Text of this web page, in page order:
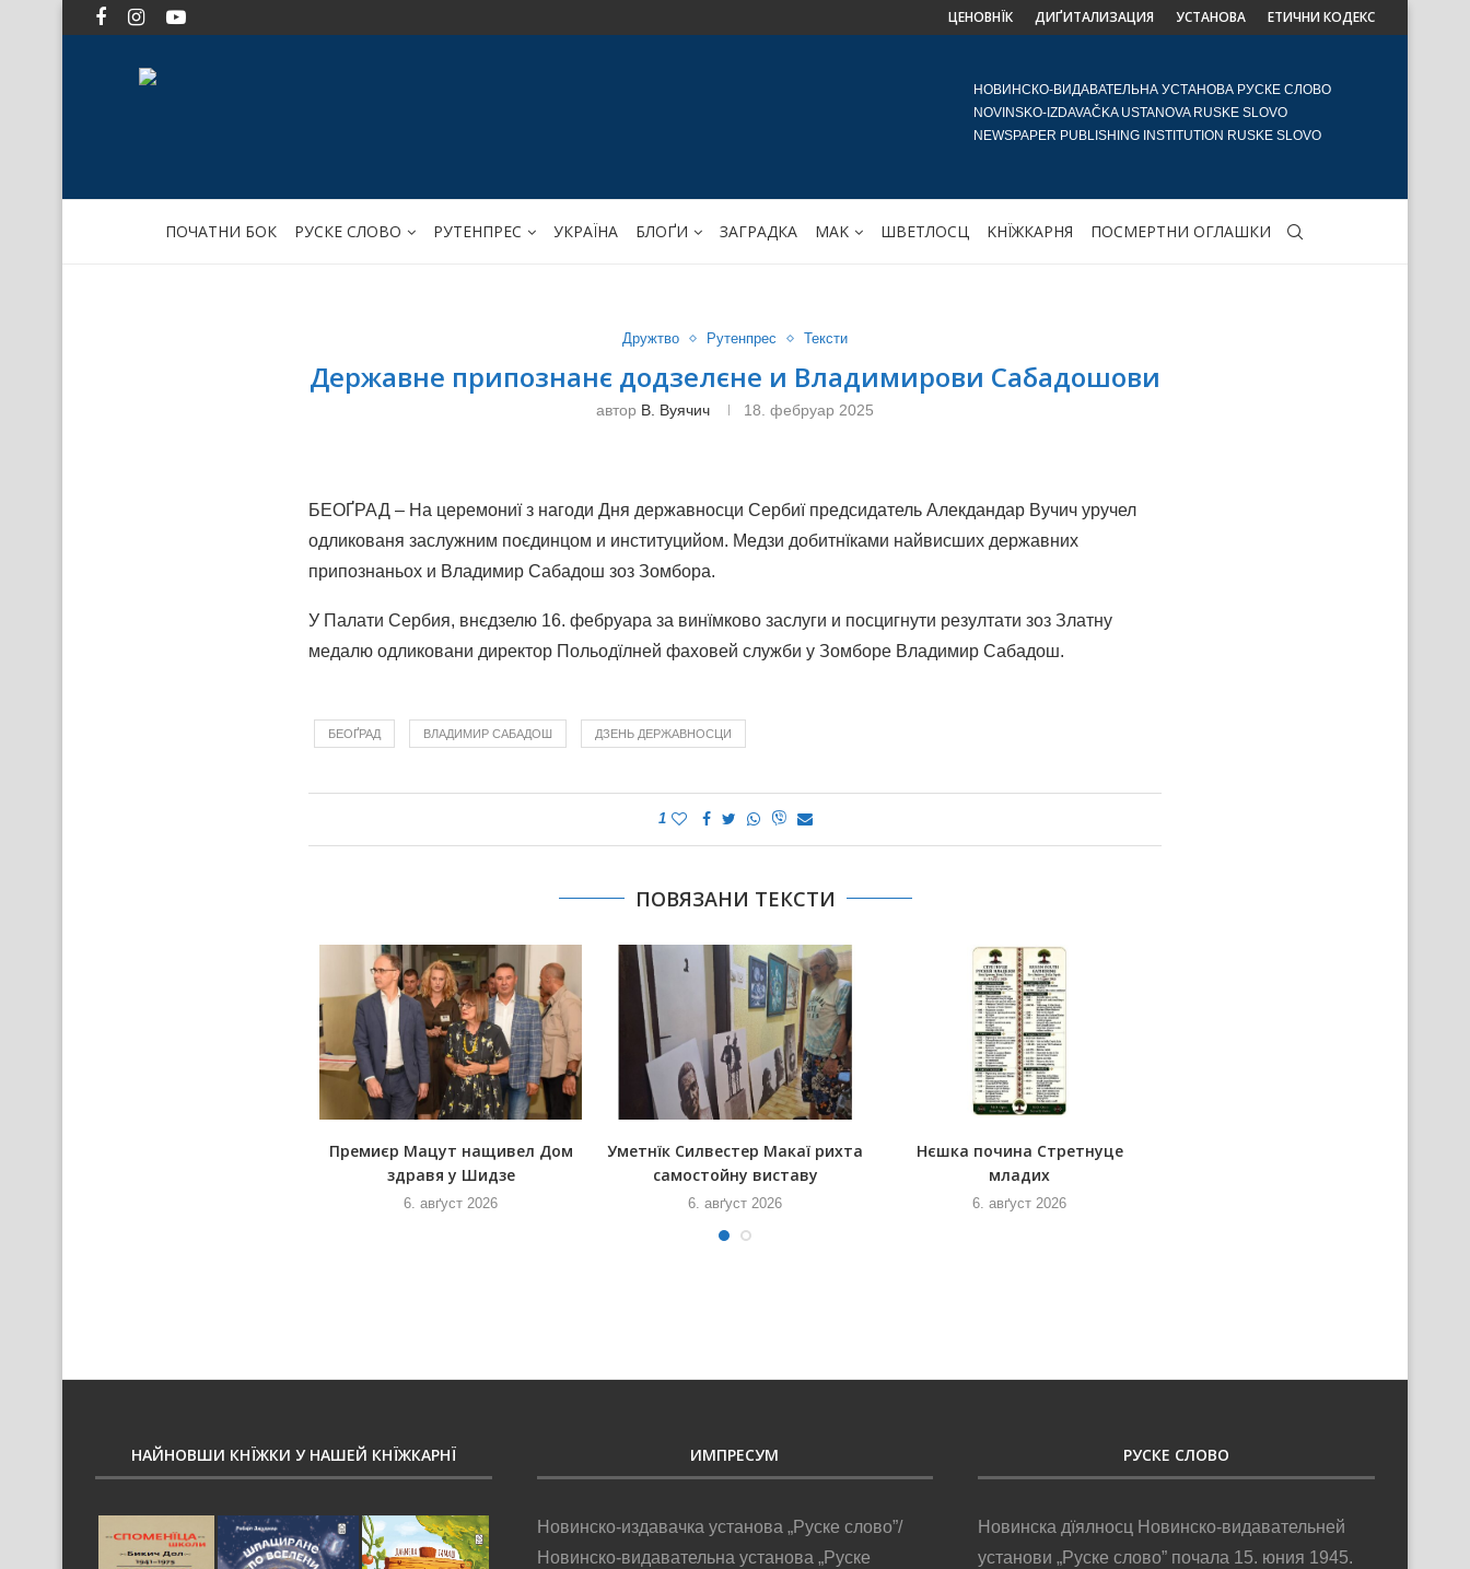
ЦЕНОВНЇК ДИҐИТАЛИЗАЦИЯ УСТАНОВА ЕТИЧНИ КОДЕКС
НОВИНСКО-ВИДАВАТЕЛЬНА УСТАНОВА РУСКЕ СЛОВО
NOVINSKO-IZDAVAČKA USTANOVA RUSKE SLOVO
NEWSPAPER PUBLISHING INSTITUTION RUSKE SLOVO
ПОЧАТНИ БОК РУСКЕ СЛОВО РУТЕНПРЕС УКРАЇНА БЛОҐИ ЗАГРАДКА МАK ШВЕТЛОСЦ KНЇЖКАРНЯ ПОСМЕРТНИ ОГЛАШКИ
Дружтво Рутенпрес Тексти
Державне припознанє додзелєне и Владимирови Сабадошови
автор В. Вуячич 18. фебруар 2025
БЕОҐРАД – На церемониї з нагоди Дня державносци Сербиї предсидатель Алекдандар Вучич уручел
одликованя заслужним поєдинцом и институцийом. Медзи добитнїками найвисших державних
припознаньох и Владимир Сабадош зоз Зомбора.
У Палати Сербия, внєдзелю 16. фебруара за винїмково заслуги и посцигнути резултати зоз Златну
медалю одликовани директор Польодїлней фаховей служби у Зомборе Владимир Сабадош.
БЕОҐРАД ВЛАДИМИР САБАДОШ ДЗЕНЬ ДЕРЖАВНОСЦИ
1
ПОВЯЗАНИ ТЕКСТИ
Премиєр Мацут нащивел Дом
здравя у Шидзе
6. авґуст 2026
Уметнїк Силвестер Макаї рихта
самостойну виставу
6. авґуст 2026
Нєшка почина Стретнуце
младих
6. авґуст 2026
НАЙНОВШИ КНЇЖКИ У НАШЕЙ КНЇЖКАРНЇ ИМПРЕСУМ
Новинско-издавачка установа „Руске слово”/
Новинско-видавательна установа „Руске
РУСКЕ СЛОВО
Новинска дїялносц Новинско-видавательней
установи „Руске слово” почала 15. юния 1945.